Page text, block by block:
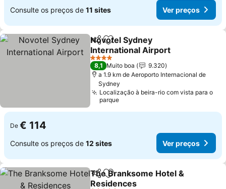
Consulte os preços de 11 sites Ver preços
PartilharAdicionar aos favoritos
Novotel Sydney
International Airport
4 Estrelas
8,1 Muito boa
9.320
a 1.9 km de Aeroporto Internacional de
Sydney
Localização à beira-rio com vista para o
parque
De € 114
Consulte os preços de 12 sites Ver preços
PartilharAdicionar aos favoritos
The Branksome Hotel &
Residences